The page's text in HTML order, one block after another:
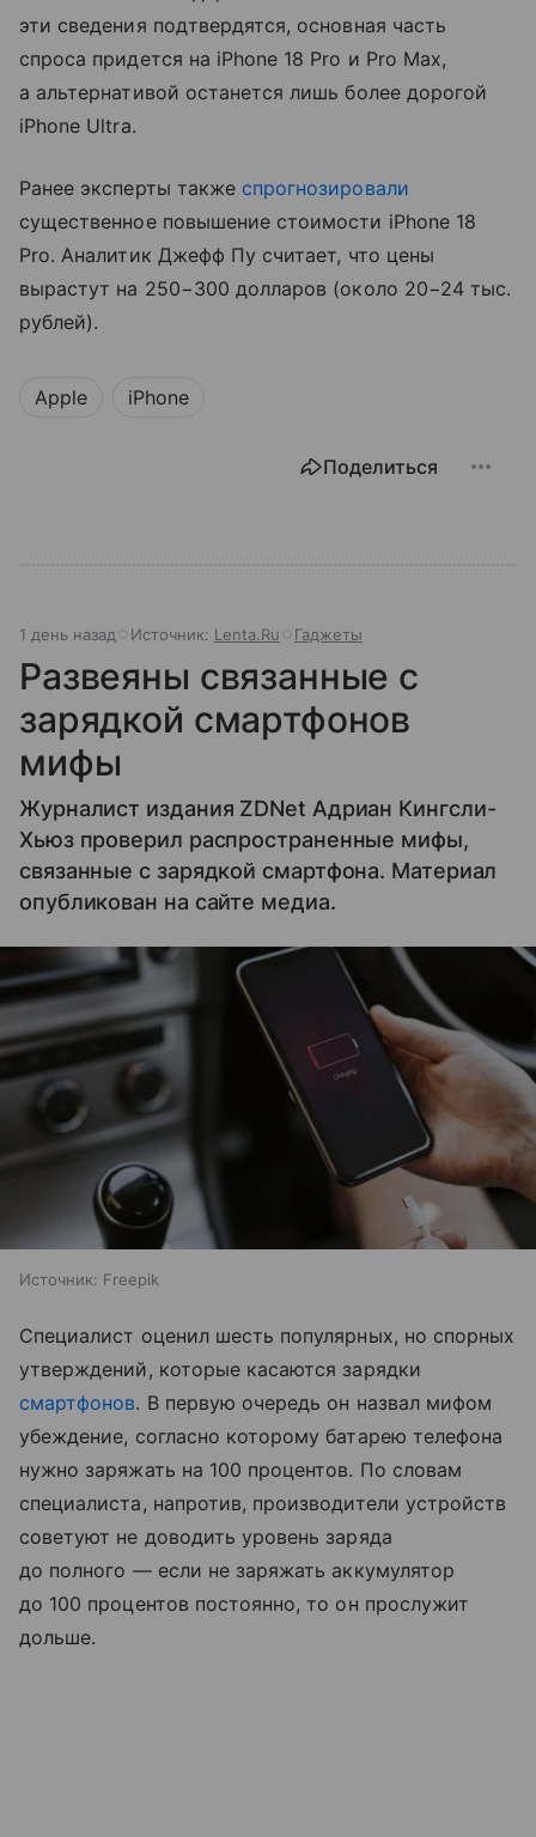
эти сведения подтвердятся, основная часть
спроса придется на iPhone 18 Pro и Pro Max,
а альтернативой останется лишь более дорогой
iPhone Ultra.
Ранее эксперты также спрогнозировали
существенное повышение стоимости iPhone 18
Pro. Аналитик Джефф Пу считает, что цены
вырастут на 250−300 долларов (около 20−24 тыс.
рублей).
Apple iPhone
Поделиться
1 день назад Источник: Lenta.Ru Гаджеты
Развеяны связанные с
зарядкой смартфонов
мифы
Журналист издания ZDNet Адриан Кингсли-
Хьюз проверил распространенные мифы,
связанные с зарядкой смартфона. Материал
опубликован на сайте медиа.
Источник: Freepik
Специалист оценил шесть популярных, но спорных
утверждений, которые касаются зарядки
смартфонов. В первую очередь он назвал мифом
убеждение, согласно которому батарею телефона
нужно заряжать на 100 процентов. По словам
специалиста, напротив, производители устройств
советуют не доводить уровень заряда
до полного — если не заряжать аккумулятор
до 100 процентов постоянно, то он прослужит
дольше.